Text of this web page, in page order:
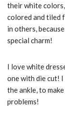
their white
colored and tiled
in others,
special charm!
I love white
one with die cut! I
the ankle, to
problems!